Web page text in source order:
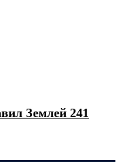
Землей 241